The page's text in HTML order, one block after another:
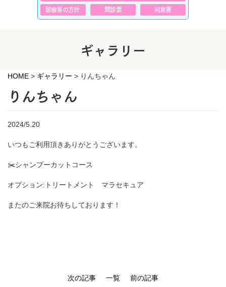
診療等の方針
問診票 同意書
ギャラリー
HOME > ギャラリー > りんちゃん
りんちゃん
2024/5.20
いつもご利用頂きありがとうございます。
✂️シャンプーカットコース
オプション:トリートメント マラセキュア
またのご来院お待ちしております！
次の記事 一覧 前の記事